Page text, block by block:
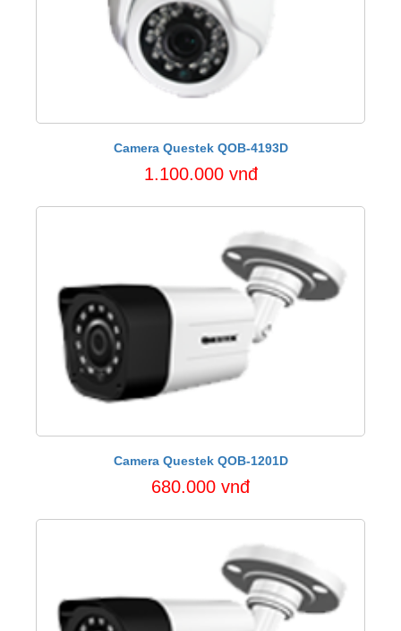
Camera Questek QOB-4193D
1.100.000 vnđ
Camera Questek QOB-1201D
680.000 vnđ